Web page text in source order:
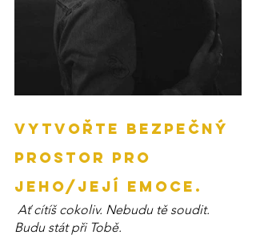
Vytvořte bezpečný
prostor pro
jeho/její emoce.
Budu stát při Tobě.